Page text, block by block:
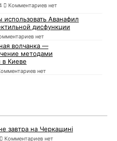
Комментариев нет
Аванафил
дисфункции
нет
волчанка —
методами
Киеве
нет
завтра на Черкащині
Комментариев нет